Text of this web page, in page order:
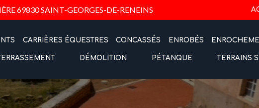
69830 SAINT-GEORGES-DE-RENEINS Navigation
CARRIÈRES ÉQUESTRES CONCASSÉS ENROBÉS
DÉMOLITION PÉTANQUE TERRAINS